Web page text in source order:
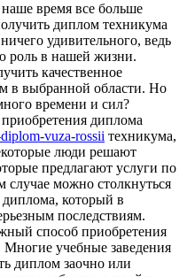
время все больше
диплом техникума
удивительного, ведь
роль в нашей жизни.
качественное
в выбранной области. Но
времени и сил?
диплома
vuza-rossii техникума,
люди решают
предлагают услуги по
можно столкнуться
который в
последствиям.
способ приобретения
Многие учебные заведения
диплом заочно или